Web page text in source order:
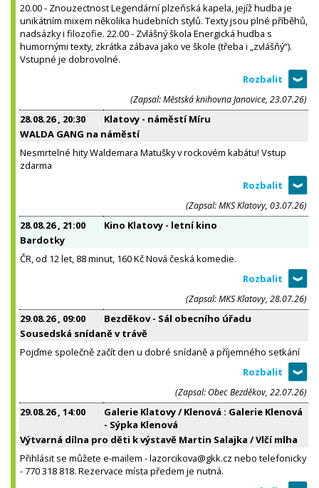
20.00 - Znouzectnost Legendární plzeňská kapela, jejíž hudba je
unikátním mixem několika hudebních stylů. Texty jsou plné příběhů,
nadsázky i filozofie. 22.00 - Zvlášný škola Energická hudba s
humornými texty, zkrátka zábava jako ve škole (třeba i „zvlášňý“).
Vstupné je dobrovolné.
(Zapsal: Městská knihovna Janovice, 23.07.26)
28.08.26, 20:30
Klatovy - náměstí Míru
WALDA GANG na náměstí
Nesmrtelné hity Waldemara Matušky v rockovém kabátu! Vstup
zdarma
(Zapsal: MKS Klatovy, 03.07.26)
28.08.26, 21:00
Kino Klatovy - letní kino
Bardotky
ČR, od 12 let, 88 minut, 160 Kč Nová česká komedie.
(Zapsal: MKS Klatovy, 28.07.26)
29.08.26, 09:00
Bezděkov - Sál obecního úřadu
Sousedská snídaně v trávě
Pojďme společně začít den u dobré snídaně a příjemného setkání
(Zapsal: Obec Bezděkov, 22.07.26)
29.08.26, 14:00
Galerie Klatovy / Klenová : Galerie Klenová
- Sýpka Klenová
Výtvarná dílna pro děti k výstavě Martin Salajka / Vlčí mlha
Přihlásit se můžete e-mailem - lazorcikova@gkk.cz nebo telefonicky
- 770 318 818. Rezervace místa předem je nutná.